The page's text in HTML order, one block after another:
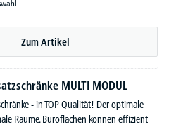
Zum Artikel
MULTI MODUL
- in TOP Qualität! Der optimale
Räume. Büroflächen können effizient